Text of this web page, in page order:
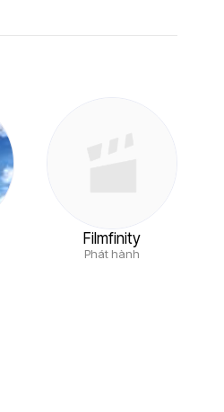
Filmfinity
Phát hành